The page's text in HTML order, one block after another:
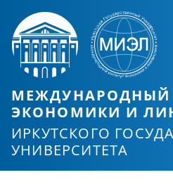
МЕЖДУНАРОДНЫЙ
ЭКОНОМИКИ И
ИРКУТСКОГО
УНИВЕРСИТЕТА